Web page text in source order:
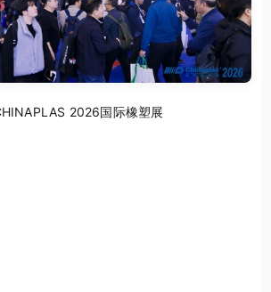
2026国际橡塑展